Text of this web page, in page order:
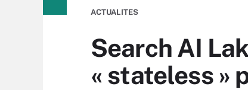
ACTUALITES
Search AI
« stateless »